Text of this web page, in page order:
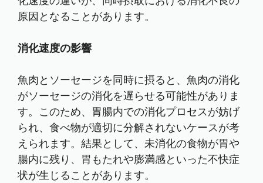
原因となることがあります。
消化速度の影響
魚肉とソーセージを同時に摂ると、魚肉の消化
がソーセージの消化を遅らせる可能性がありま
す。このため、胃腸内での消化プロセスが妨げ
られ、食べ物が適切に分解されないケースが考
えられます。結果として、未消化の食物が胃や
腸内に残り、胃もたれや膨満感といった不快症
状が生じることがあります。